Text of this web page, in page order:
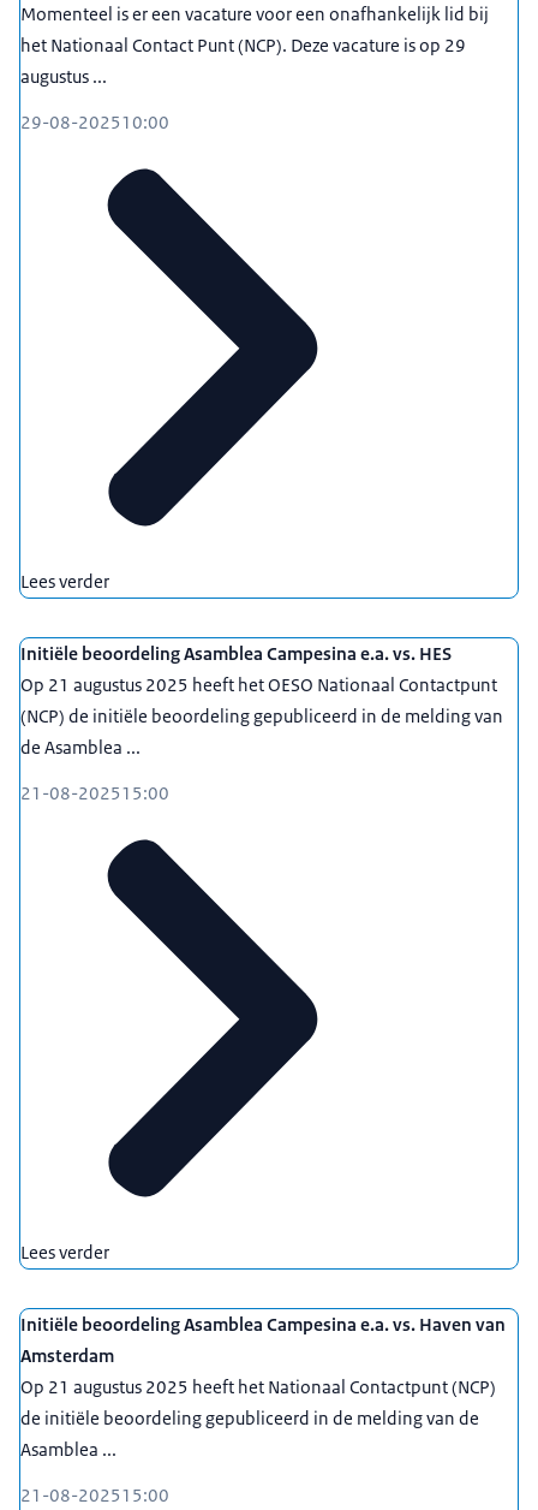
Momenteel is er een vacature voor een onafhankelijk lid bij
het Nationaal Contact Punt (NCP). Deze vacature is op 29
augustus ...
29-08-202510:00
Lees verder
Initiële beoordeling Asamblea Campesina e.a. vs. HES
Op 21 augustus 2025 heeft het OESO Nationaal Contactpunt
(NCP) de initiële beoordeling gepubliceerd in de melding van
de Asamblea ...
21-08-202515:00
Lees verder
Initiële beoordeling Asamblea Campesina e.a. vs. Haven van
Amsterdam
Op 21 augustus 2025 heeft het Nationaal Contactpunt (NCP)
de initiële beoordeling gepubliceerd in de melding van de
Asamblea ...
21-08-202515:00